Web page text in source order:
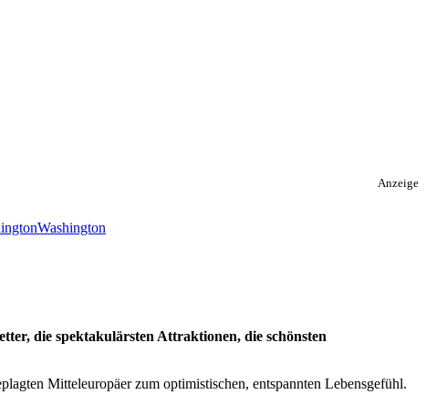
Anzeige
Washington
die spektakulärsten Attraktionen, die schönsten
Mitteleuropäer zum optimistischen, entspannten Lebensgefühl.